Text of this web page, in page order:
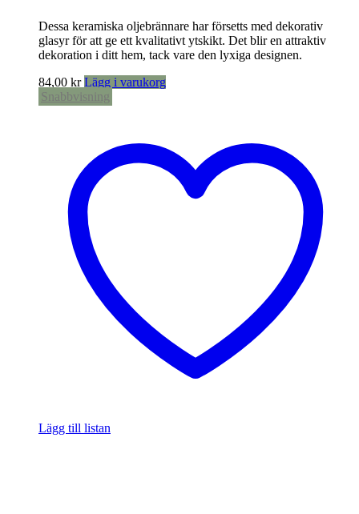
Dessa keramiska oljebrännare har försetts med dekorativ
glasyr för att ge ett kvalitativt ytskikt. Det blir en attraktiv
dekoration i ditt hem, tack vare den lyxiga designen.
84,00 kr Lägg i varukorg
Snabbvisning
Lägg till listan